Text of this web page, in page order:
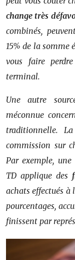
change très
combinés,
15% de la somme
vous faire
terminal.
Une autre
méconnue
traditionnelle.
commission sur
Par exemple,
TD applique des
achats effectués à
pourcentages,
finissent par